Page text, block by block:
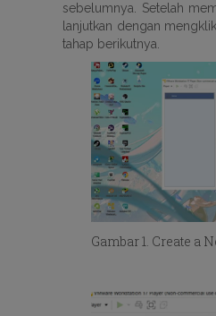
sebelumnya. Setelah
lanjutkan dengan
tahap berikutnya.
Gambar 1. Create a